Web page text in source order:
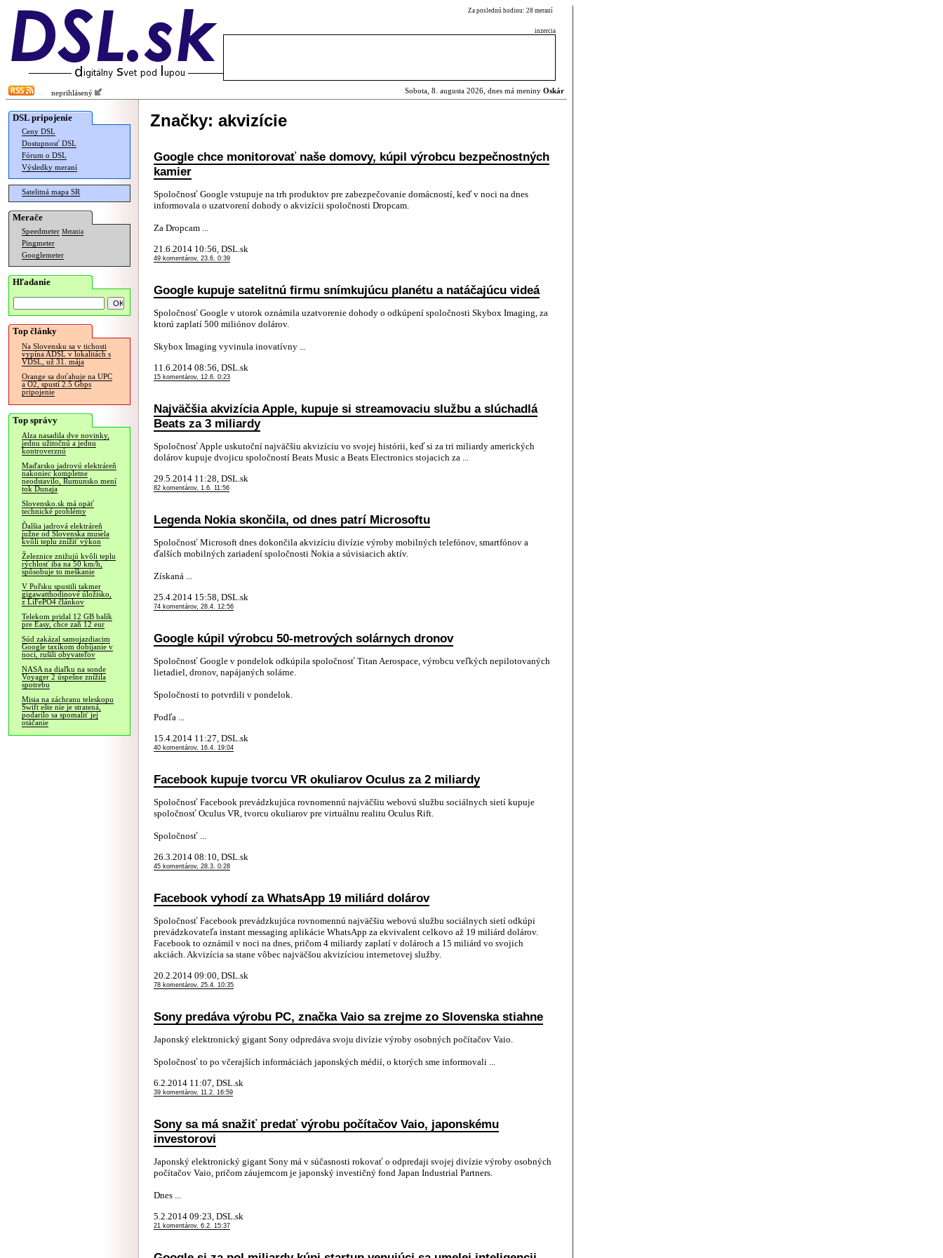
Za poslednú hodinu: 28 meraní
inzercia
neprihlásený Sobota, 8. augusta 2026, dnes má meniny Oskár
DSL pripojenie
Ceny DSL
Dostupnosť DSL
Fórum o DSL
Výsledky meraní
Satelitná mapa SR
Merače
Speedmeter Merania
Pingmeter
Googlemeter
Hľadanie
Top články
Na Slovensku sa v tichosti
vypína ADSL v lokalitách s
VDSL, už 31. mája
Orange sa doťahuje na UPC
a O2, spustí 2.5 Gbps
pripojenie
Top správy
Alza nasadila dve novinky,
jednu užitočnú a jednu
kontroverznú
Maďarsko jadrovú elektráreň
nakoniec kompletne
neodstavilo, Rumunsko mení
tok Dunaja
Slovensko.sk má opäť
technické problémy
Ďalšia jadrová elektráreň
južne od Slovenska musela
kvôli teplu znížiť výkon
Železnice znižujú kvôli teplu
rýchlosť iba na 50 km/h,
spôsobuje to meškanie
V Poľsku spustili takmer
gigawatthodinové úložisko,
z LiFePO4 článkov
Telekom pridal 12 GB balík
pre Easy, chce zaň 12 eur
Súd zakázal samojazdiacim
Google taxíkom dobíjanie v
noci, rušili obyvateľov
NASA na diaľku na sonde
Voyager 2 úspešne znížila
spotrebu
Misia na záchranu teleskopu
Swift ešte nie je stratená,
podarilo sa spomaliť jej
otáčanie
Značky: akvizície
Google chce monitorovať naše domovy, kúpil výrobcu bezpečnostných
kamier
Spoločnosť Google vstupuje na trh produktov pre zabezpečovanie domácností, keď v noci na dnes
informovala o uzatvorení dohody o akvizícii spoločnosti Dropcam.
Za Dropcam ...
21.6.2014 10:56, DSL.sk
49 komentárov, 23.6. 0:39
Google kupuje satelitnú firmu snímkujúcu planétu a natáčajúcu videá
Spoločnosť Google v utorok oznámila uzatvorenie dohody o odkúpení spoločnosti Skybox Imaging, za
ktorú zaplatí 500 miliónov dolárov.
Skybox Imaging vyvinula inovatívny ...
11.6.2014 08:56, DSL.sk
15 komentárov, 12.6. 0:23
Najväčšia akvizícia Apple, kupuje si streamovaciu službu a slúchadlá
Beats za 3 miliardy
Spoločnosť Apple uskutoční najväčšiu akvizíciu vo svojej histórii, keď si za tri miliardy amerických
dolárov kupuje dvojicu spoločností Beats Music a Beats Electronics stojacich za ...
29.5.2014 11:28, DSL.sk
82 komentárov, 1.6. 11:56
Legenda Nokia skončila, od dnes patrí Microsoftu
Spoločnosť Microsoft dnes dokončila akvizíciu divízie výroby mobilných telefónov, smartfónov a
ďalších mobilných zariadení spoločnosti Nokia a súvisiacich aktív.
Získaná ...
25.4.2014 15:58, DSL.sk
74 komentárov, 28.4. 12:56
Google kúpil výrobcu 50-metrových solárnych dronov
Spoločnosť Google v pondelok odkúpila spoločnosť Titan Aerospace, výrobcu veľkých nepilotovaných
lietadiel, dronov, napájaných solárne.
Spoločnosti to potvrdili v pondelok.
Podľa ...
15.4.2014 11:27, DSL.sk
40 komentárov, 16.4. 19:04
Facebook kupuje tvorcu VR okuliarov Oculus za 2 miliardy
Spoločnosť Facebook prevádzkujúca rovnomennú najväčšiu webovú službu sociálnych sietí kupuje
spoločnosť Oculus VR, tvorcu okuliarov pre virtuálnu realitu Oculus Rift.
Spoločnosť ...
26.3.2014 08:10, DSL.sk
45 komentárov, 28.3. 0:28
Facebook vyhodí za WhatsApp 19 miliárd dolárov
Spoločnosť Facebook prevádzkujúca rovnomennú najväčšiu webovú službu sociálnych sietí odkúpi
prevádzkovateľa instant messaging aplikácie WhatsApp za ekvivalent celkovo až 19 miliárd dolárov.
Facebook to oznámil v noci na dnes, pričom 4 miliardy zaplatí v dolároch a 15 miliárd vo svojich
akciách. Akvizícia sa stane vôbec najväčšou akvizíciou internetovej služby.
20.2.2014 09:00, DSL.sk
78 komentárov, 25.4. 10:35
Sony predáva výrobu PC, značka Vaio sa zrejme zo Slovenska stiahne
Japonský elektronický gigant Sony odpredáva svoju divízie výroby osobných počítačov Vaio.
Spoločnosť to po včerajších informáciách japonských médií, o ktorých sme informovali ...
6.2.2014 11:07, DSL.sk
39 komentárov, 11.2. 16:59
Sony sa má snažiť predať výrobu počítačov Vaio, japonskému
investorovi
Japonský elektronický gigant Sony má v súčasnosti rokovať o odpredaji svojej divízie výroby osobných
počítačov Vaio, pričom záujemcom je japonský investičný fond Japan Industrial Partners.
Dnes ...
5.2.2014 09:23, DSL.sk
21 komentárov, 6.2. 15:37